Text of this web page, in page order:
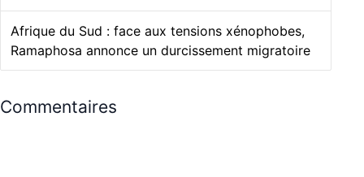
Afrique du Sud : face aux tensions xénophobes,
Ramaphosa annonce un durcissement migratoire
Commentaires